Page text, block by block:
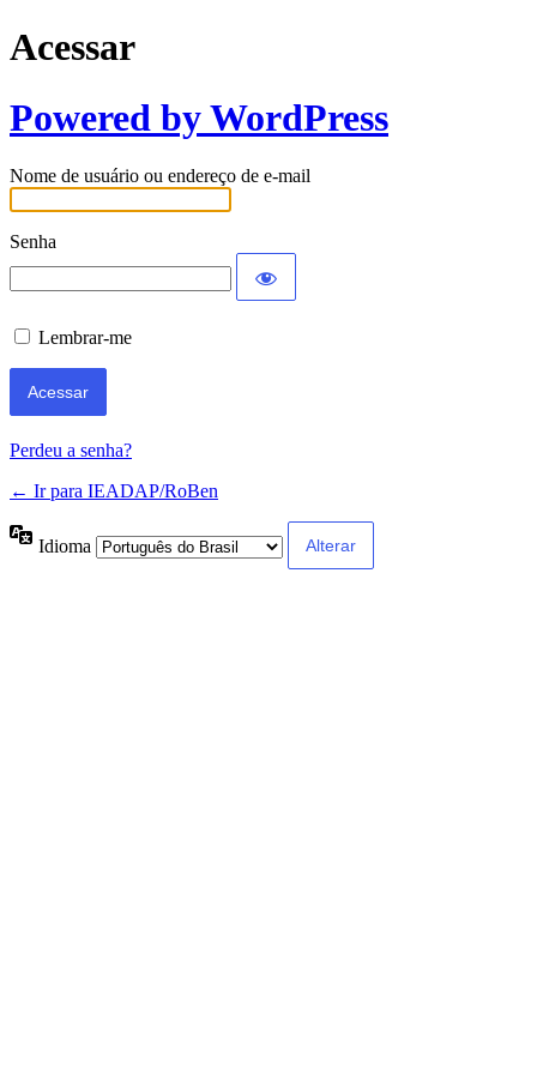
Acessar
Powered by WordPress
Nome de usuário ou endereço de e-mail
Senha
Lembrar-me
Perdeu a senha?
← Ir para IEADAP/RoBen
Idioma